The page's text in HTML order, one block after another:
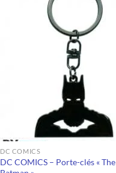
DC COMICS
DC COMICS – Porte-clés « The